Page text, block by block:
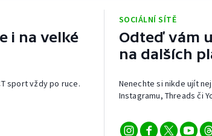
i na velké
sport vždy po ruce.
SOCIÁLNÍ SÍTĚ
Odteď vám
na dalších
Nenechte si nikde ujít
Instagramu, Threads či